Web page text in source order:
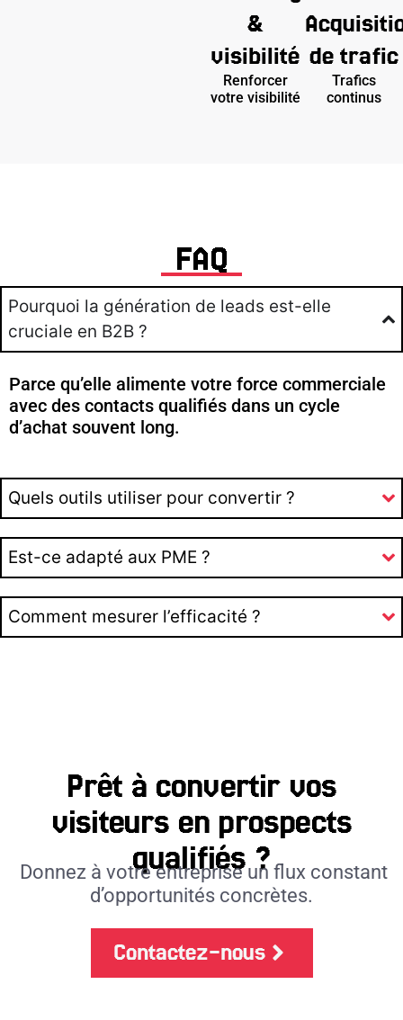
&
visibilité
Renforcer
votre visibilité
de trafic
Trafics
continus
FAQ
Pourquoi la génération de leads est-elle
cruciale en B2B ?
Parce qu’elle alimente votre force commerciale
avec des contacts qualifiés dans un cycle
d’achat souvent long.
Quels outils utiliser pour convertir ?
Est-ce adapté aux PME ?
Comment mesurer l’efficacité ?
Prêt à convertir vos
visiteurs en prospects
qualifiés ?
Donnez à votre entreprise un flux constant
d’opportunités concrètes.
Contactez-nous